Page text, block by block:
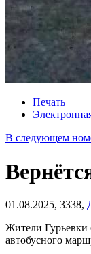
Печать
В следующем
01.08.2025, 3338,
Жители Гурьевки
автобусного